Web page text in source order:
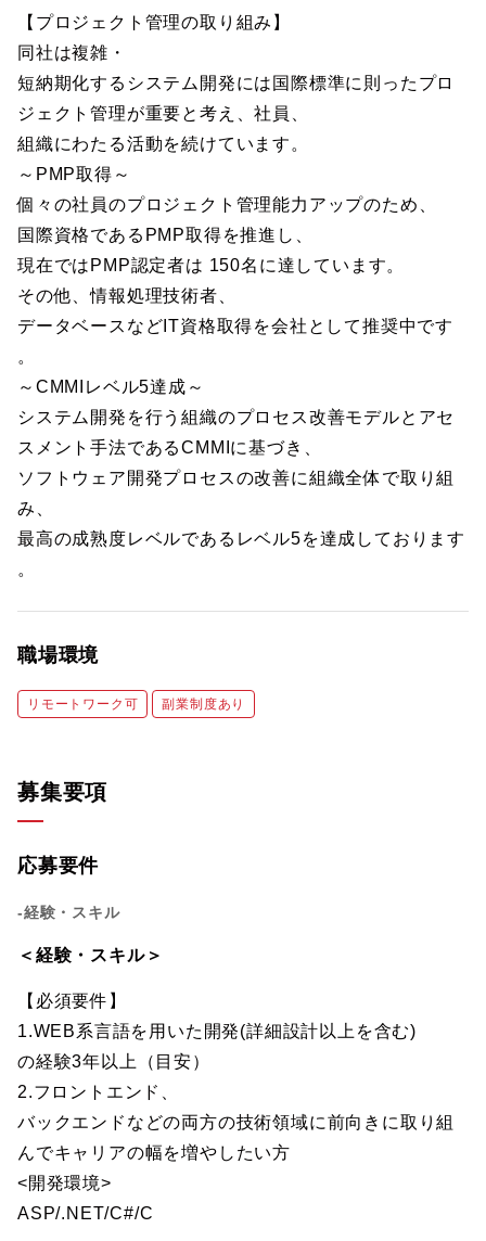
【プロジェクト管理の取り組み】
同社は複雑・
短納期化するシステム開発には国際標準に則ったプロ
ジェクト管理が重要と考え、社員、
組織にわたる活動を続けています。
～PMP取得～
個々の社員のプロジェクト管理能力アップのため、
国際資格であるPMP取得を推進し、
現在ではPMP認定者は 150名に達しています。
その他、情報処理技術者、
データベースなどIT資格取得を会社として推奨中です
。
～CMMIレベル5達成～
システム開発を行う組織のプロセス改善モデルとアセ
スメント手法であるCMMIに基づき、
ソフトウェア開発プロセスの改善に組織全体で取り組
み、
最高の成熟度レベルであるレベル5を達成しております
。
職場環境
リモートワーク可 副業制度あり
募集要項
応募要件
-経験・スキル
＜経験・スキル＞
【必須要件】
1.WEB系言語を用いた開発(詳細設計以上を含む)
の経験3年以上（目安）
2.フロントエンド、
バックエンドなどの両方の技術領域に前向きに取り組
んでキャリアの幅を増やしたい方
<開発環境>
ASP/.NET/C#/C